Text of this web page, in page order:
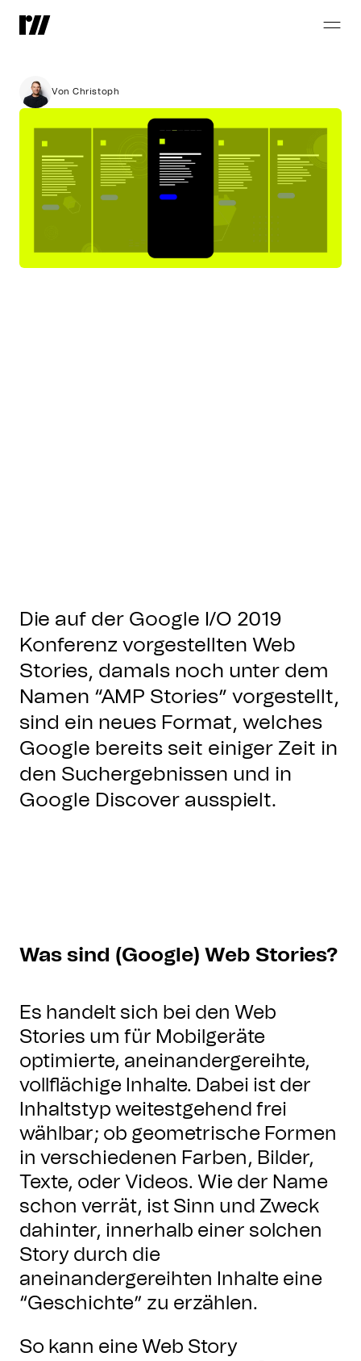
Web
informieren
Von Christoph
Die auf der Google I/O 2019
Konferenz vorgestellten Web
Stories, damals noch unter dem
Namen “AMP Stories” vorgestellt,
sind ein neues Format, welches
Google bereits seit einiger Zeit in
den Suchergebnissen und in
Google Discover ausspielt.
Was sind (Google) Web Stories?
Es handelt sich bei den Web
Stories um für Mobilgeräte
optimierte, aneinandergereihte,
vollflächige Inhalte. Dabei ist der
Inhaltstyp weitestgehend frei
wählbar; ob geometrische Formen
in verschiedenen Farben, Bilder,
Texte, oder Videos. Wie der Name
schon verrät, ist Sinn und Zweck
dahinter, innerhalb einer solchen
Story durch die
aneinandergereihten Inhalte eine
“Geschichte” zu erzählen.
So kann eine Web Story